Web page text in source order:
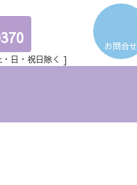
日・祝日除く ]
ア
イ
コ
ン
リ
ン